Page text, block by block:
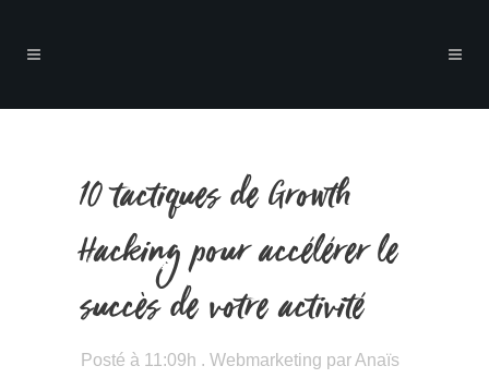
10 tactiques de Growth
Hacking pour accélérer le
succès de votre activité
Posté à 11:09h . Webmarketing parAnaïs